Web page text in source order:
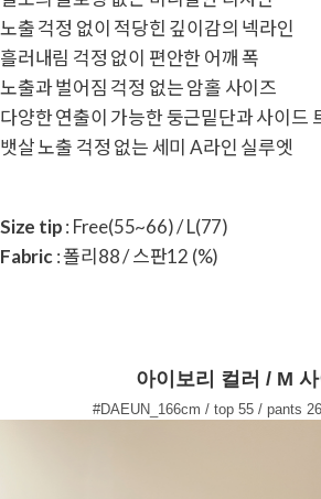
노출 걱정 없이 적당힌 깊이감의 넥라인
흘러내림 걱정 없이 편안한 어깨 폭
노출과 벌어짐 걱정 없는 암홀 사이즈
다양한 연출이 가능한 둥근밑단과 사이드
뱃살 노출 걱정 없는 세미 A라인 실루엣
Size tip: Free(55~66) / L(77)
Fabric: 폴리88 / 스판12 (%)
아이보리 컬러 / M
#DAEUN_166cm / top 55 / pants